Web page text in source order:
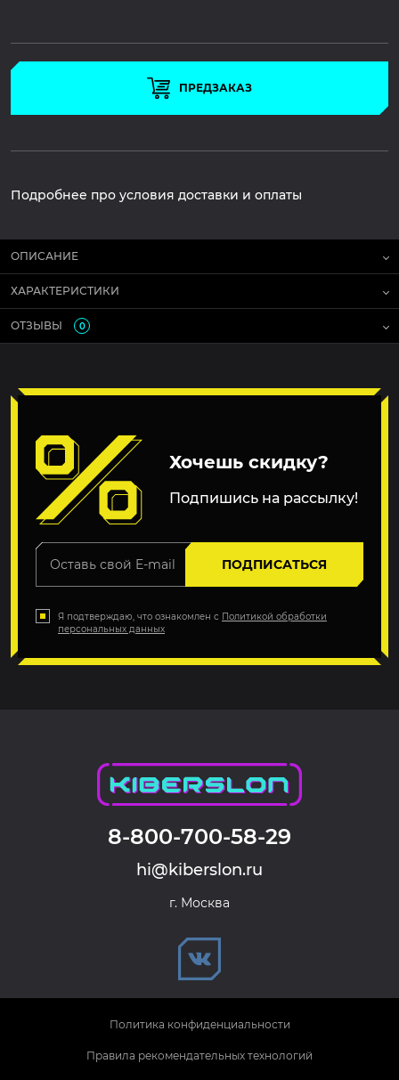
ПРЕДЗАКАЗ
Подробнее про условия доставки и оплаты
ОПИСАНИЕ
ХАРАКТЕРИСТИКИ
ОТЗЫВЫ 0
Хочешь скидку?
Подпишись на рассылку!
ПОДПИСАТЬСЯ
Я подтверждаю, что ознакомлен с Политикой обработки
персональных данных
8-800-700-58-29
hi@kiberslon.ru
г. Москва
Политика конфиденциальности
Правила рекомендательных технологий